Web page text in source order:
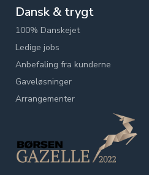
Dansk & trygt
100% Danskejet
Ledige jobs
Anbefaling fra kunderne
Gaveløsninger
Arrangementer